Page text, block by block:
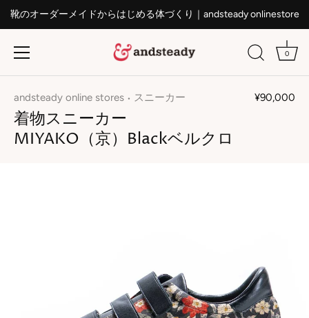
靴のオーダーメイドからはじめる体づくり｜andsteady onlinestore
0
andsteady online stores • スニーカー ¥90,000
着物スニーカー
MIYAKO（京）Blackベルクロ